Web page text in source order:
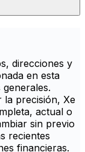
direcciones y
en esta
la precisión, Xe
actual o
sin previo
recientes
financieras.